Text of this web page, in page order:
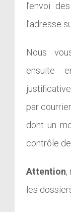
l’envoi
l’adresse
Nous
ensuite
par
dont un
contrôle
Attention,
les